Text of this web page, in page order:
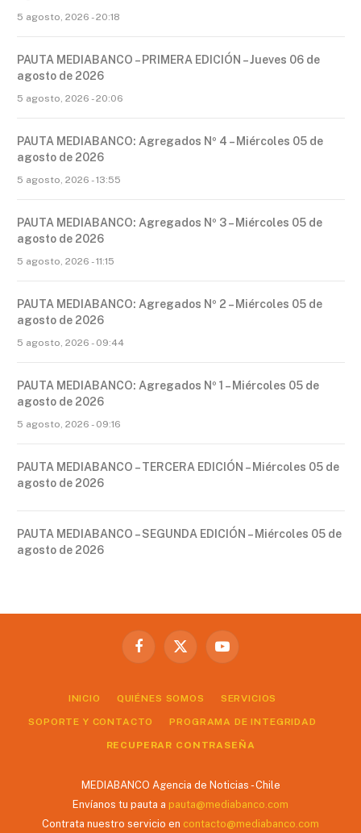
5 agosto, 2026 - 20:18
PAUTA MEDIABANCO – PRIMERA EDICIÓN – Jueves 06 de
agosto de 2026
5 agosto, 2026 - 20:06
PAUTA MEDIABANCO: Agregados Nº 4 – Miércoles 05 de
agosto de 2026
5 agosto, 2026 - 13:55
PAUTA MEDIABANCO: Agregados Nº 3 – Miércoles 05 de
agosto de 2026
5 agosto, 2026 - 11:15
PAUTA MEDIABANCO: Agregados Nº 2 – Miércoles 05 de
agosto de 2026
5 agosto, 2026 - 09:44
PAUTA MEDIABANCO: Agregados Nº 1 – Miércoles 05 de
agosto de 2026
5 agosto, 2026 - 09:16
PAUTA MEDIABANCO – TERCERA EDICIÓN – Miércoles 05 de
agosto de 2026
PAUTA MEDIABANCO – SEGUNDA EDICIÓN – Miércoles 05 de
agosto de 2026
Facebook
X
YouTube
INICIO QUIÉNES SOMOS SERVICIOS
SOPORTE Y CONTACTO PROGRAMA DE INTEGRIDAD
RECUPERAR CONTRASEÑA
MEDIABANCO Agencia de Noticias - Chile
Envíanos tu pauta a pauta@mediabanco.com
Contrata nuestro servicio en contacto@mediabanco.com